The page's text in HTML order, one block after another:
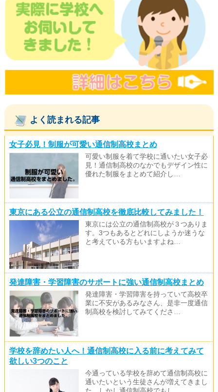
よく読まれる記事
女子必見！制服が可愛い通信制高校まとめ
可愛い制服を着て学校に通いたい女子必
見！通信制高校のなかでもデザイン性に
優れた制服をまとめて紹介し…
東京にある公立の通信制高校を徹底比較してみました！
東京には公立の通信制高校が３つありま
す。3つもあるとどれにしようか迷うな
と考えている方もいますよね…
発達障害・学習障害のサポートに強い通信制高校まとめ
発達障害・学習障害を持っていて高校卒
業に不安があるみなさん、是非一度通信
制高校を検討してみてくださ…
学校を辞めたい人へ！通信制高校に入る前に考えてみて
欲しい3つのこと
今通っている学校を辞めて通信制高校に
通いたいという生徒さんが増えてきまし
た。しかし通信制高校でもし…